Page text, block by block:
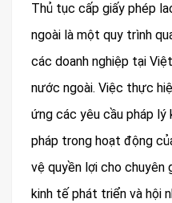
Thủ tục cấp giấy phép
ngoài là một quy trình
các doanh nghiệp tại
nước ngoài. Việc thực
ứng các yêu cầu pháp
pháp trong hoạt động
vệ quyền lợi cho chuyên
kinh tế phát triển và hội